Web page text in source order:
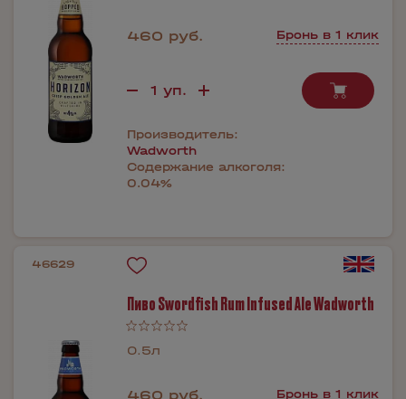
460 руб. Бронь в 1 клик
Производитель:
Wadworth
Содержание алкоголя:
0.04%
46629
Пиво Swordfish Rum Infused Ale Wadworth
0.5л
460 руб. Бронь в 1 клик